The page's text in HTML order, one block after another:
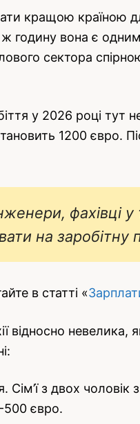
кращою країною
ж годину вона є
сектора
у 2026 році тут
1200 євро.
фахівці
на
в статті «
відносно
Сім’ї з двох
500 євро.